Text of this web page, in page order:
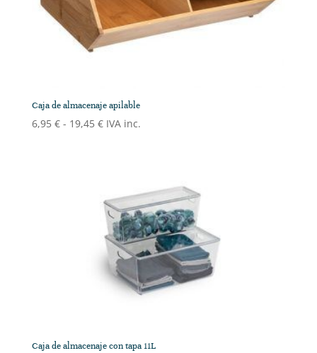
Caja de almacenaje apilable
6,95 € - 19,45 €Rango
hasta
19,45 €
IVA inc.
Caja de almacenaje con tapa 11L